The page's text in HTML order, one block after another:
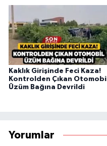
Kaklık Girişinde Feci Kaza!
Kontrolden Çıkan Otomobil
Üzüm Bağına Devrildi
Yorumlar